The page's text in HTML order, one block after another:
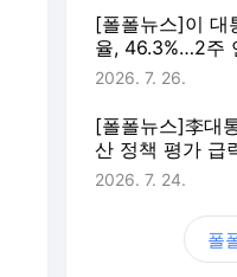
[폴폴뉴스]이 대
율, 46.3%…2주
2026. 7. 26.
[폴폴뉴스]李대
산 정책 평가 급
정책 잘한다' 3
2026. 7. 24.
폴